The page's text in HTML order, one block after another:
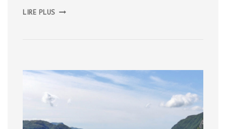
LIRE PLUS